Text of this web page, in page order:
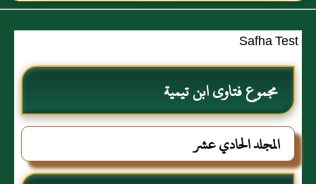
Safha Test
مجموع فتاوى ابن تيمية
المجلد الحادي عشر